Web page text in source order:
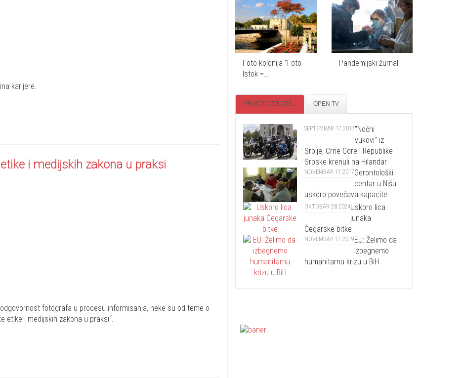
karijere.
i medijskih zakona u praksi
fotografa u procesu informisanja, neke su od teme o
etike i medijskih zakona u praksi“.
Foto kolonija "Foto
Istok =…
Pandemijski žurnal
PROČITAJTE JOŠ... OPEN TV
SEPTEMBAR 17 2017"Noćni
vukovi" iz
Srbije, Crne Gore i Republike
Srpske krenuli na Hilandar
NOVEMBAR 11 2017Gerontološki
centar u Nišu
uskoro povećava kapacite
OKTOBAR 28 2024Uskoro lica
junaka
Čegarske bitke
NOVEMBAR 17 2019EU: Želimo da
izbegnemo
humanitarnu krizu u BiH